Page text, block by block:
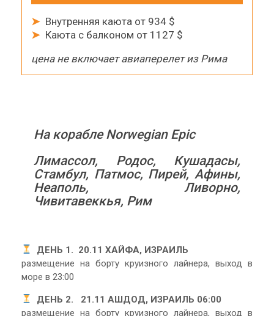
➤Внутренняя каюта от 934 $
➤Каюта с балконом от 1127 $
цена не включает авиаперелет из Рима
На корабле Norwegian Epic
Лимассол, Родос, Кушадасы,
Стамбул, Патмос, Пирей, Афины,
Неаполь, Ливорно,
Чивитавеккья, Рим
ДЕНЬ 1. 20.11 ХАЙФА, ИЗРАИЛЬ
размещение на борту круизного лайнера, выход в
море в 23:00
ДЕНЬ 2. 21.11 АШДОД, ИЗРАИЛЬ 06:00
размещение на борту круизного лайнера, выход в